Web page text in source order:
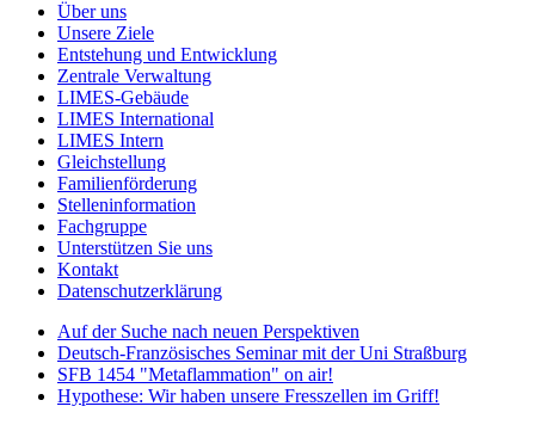
Über uns
Unsere Ziele
Entstehung und Entwicklung
Zentrale Verwaltung
LIMES-Gebäude
LIMES International
LIMES Intern
Gleichstellung
Familienförderung
Stelleninformation
Fachgruppe
Unterstützen Sie uns
Kontakt
Datenschutzerklärung
Auf der Suche nach neuen Perspektiven
Deutsch-Französisches Seminar mit der Uni Straßburg
SFB 1454 "Metaflammation" on air!
Hypothese: Wir haben unsere Fresszellen im Griff!